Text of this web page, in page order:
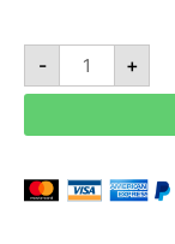
-
Castello
Ginori
-
Igt
Ginori
Lisci
quantità
+